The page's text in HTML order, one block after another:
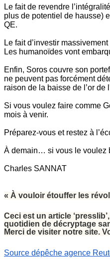
Le fait de revendre
plus de potentiel de hausse)
QE.
Le fait d’investir
Les humanoïdes vont
Enfin, Soros couvre son
ne peuvent pas forcément
raison de la baisse de l’or de
Si vous voulez faire comme
mois à venir.
Préparez-vous et restez à
À demain… si vous le voulez
Charles SANNAT
« À vouloir étouffer les
Ceci est un article
quotidien de décryptage
Merci de visiter notre site.
Source dépêche agence